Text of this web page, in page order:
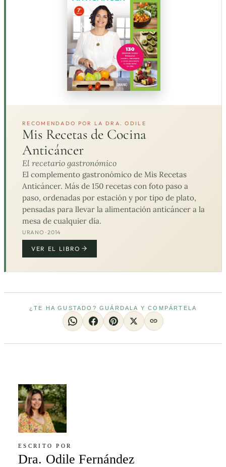
RECOMENDADO POR LA DRA. ODILE
Mis Recetas de Cocina
Anticáncer
El recetario gastronómico
El complemento gastronómico de Mis Recetas
Anticáncer. Más de 150 recetas con foto paso a
paso, ordenadas por estación y por tipo de plato,
pensadas para llevar la alimentación anticáncer a la
mesa de cualquier día.
URANO · 2014
VER EL LIBRO
¿TE HA GUSTADO? GUÁRDALA Y COMPÁRTELA
ESCRITO POR
Dra. Odile Fernández